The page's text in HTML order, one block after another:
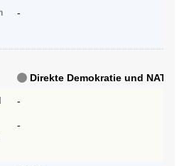
-
Direkte Demokratie und NATO-
-
-